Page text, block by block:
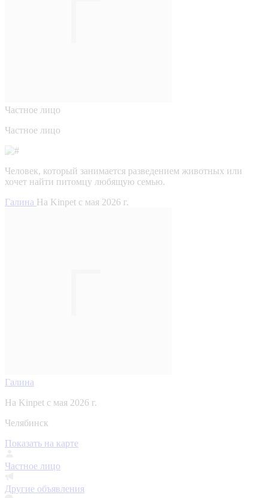
Частное лицо
Частное лицо
Человек, который занимается разведением животных или
хочет найти питомцу любящую семью.
Галина На Kinpet c мая 2026 г.
Галина
На Kinpet c мая 2026 г.
Челябинск
Показать на карте
Частное лицо
Другие объявления